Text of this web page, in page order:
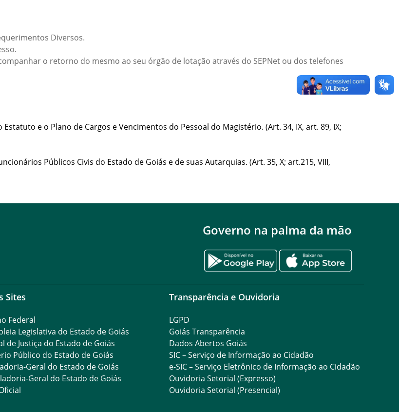
Diversos.
o retorno do mesmo ao seu órgão de lotação através do SEPNet ou dos telefones
Estatuto e o Plano de Cargos e Vencimentos do Pessoal do Magistério. (Art. 34, IX, art. 89, IX;
Públicos Civis do Estado de Goiás e de suas Autarquias. (Art. 35, X; art.215, VIII,
Governo na palma da mão
Sites
Federal
Legislativa do Estado de Goiás
de Justiça do Estado de Goiás
Público do Estado de Goiás
Geral do Estado de Goiás
Geral do Estado de Goiás
Transparência e Ouvidoria
LGPD
Goiás Transparência
Dados Abertos Goiás
SIC – Serviço de Informação ao Cidadão
e-SIC – Serviço Eletrônico de Informação ao Cidadão
Ouvidoria Setorial (Expresso)
Ouvidoria Setorial (Presencial)